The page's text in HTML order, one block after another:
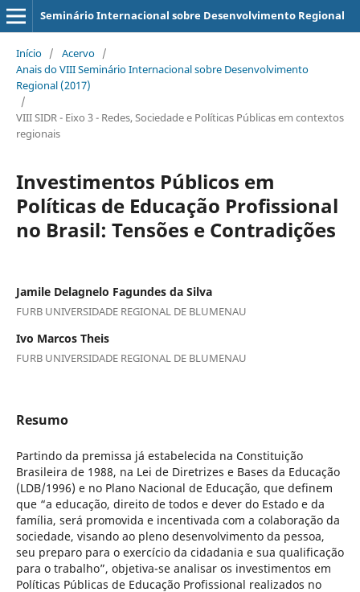
Seminário Internacional sobre Desenvolvimento Regional
Início / Acervo /
Anais do VIII Seminário Internacional sobre Desenvolvimento
Regional (2017)
/
VIII SIDR - Eixo 3 - Redes, Sociedade e Políticas Públicas em contextos
regionais
Investimentos Públicos em
Políticas de Educação Profissional
no Brasil: Tensões e Contradições
Jamile Delagnelo Fagundes da Silva
FURB UNIVERSIDADE REGIONAL DE BLUMENAU
Ivo Marcos Theis
FURB UNIVERSIDADE REGIONAL DE BLUMENAU
Resumo
Partindo da premissa já estabelecida na Constituição
Brasileira de 1988, na Lei de Diretrizes e Bases da Educação
(LDB/1996) e no Plano Nacional de Educação, que definem
que “a educação, direito de todos e dever do Estado e da
família, será promovida e incentivada com a colaboração da
sociedade, visando ao pleno desenvolvimento da pessoa,
seu preparo para o exercício da cidadania e sua qualificação
para o trabalho”, objetiva-se analisar os investimentos em
Políticas Públicas de Educação Profissional realizados no